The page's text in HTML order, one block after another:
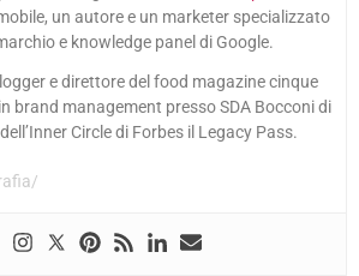
un autore e un marketer specializzato
e knowledge panel di Google.
e direttore del food magazine cinque
brand management presso SDA Bocconi di
Circle di Forbes il Legacy Pass.